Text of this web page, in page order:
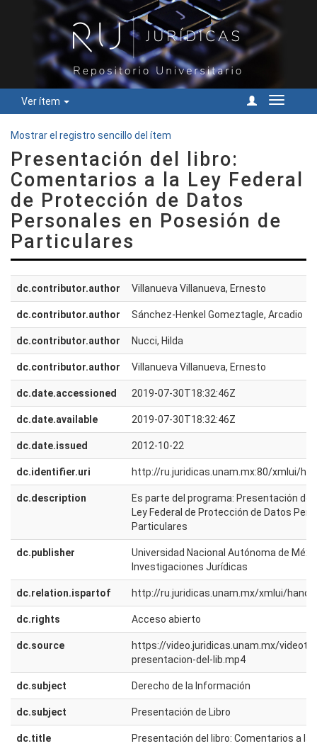
Ver ítem
Cambiar
Mostrar el registro sencillo del ítem
Presentación del libro:
Comentarios a la Ley Federal
de Protección de Datos
Personales en Posesión de
Particulares
dc.contributor.author Villanueva Villanueva, Ernesto
dc.contributor.author Sánchez-Henkel Gomeztagle, Arcadio
dc.contributor.author Nucci, Hilda
dc.contributor.author Villanueva Villanueva, Ernesto
dc.date.accessioned 2019-07-30T18:32:46Z
dc.date.available 2019-07-30T18:32:46Z
dc.date.issued 2012-10-22
dc.identifier.uri http://ru.juridicas.unam.mx:80/xmlui/
dc.description
Es parte del programa: Presentación
Ley Federal de Protección de Datos
Particulares
dc.publisher
Universidad Nacional Autónoma de
Investigaciones Jurídicas
dc.relation.ispartof http://ru.juridicas.unam.mx/xmlui/
dc.rights Acceso abierto
dc.source
https://video.juridicas.unam.mx/
presentacion-del-lib.mp4
dc.subject Derecho de la Información
dc.subject Presentación de Libro
dc.title
Presentación del libro: Comentarios a la